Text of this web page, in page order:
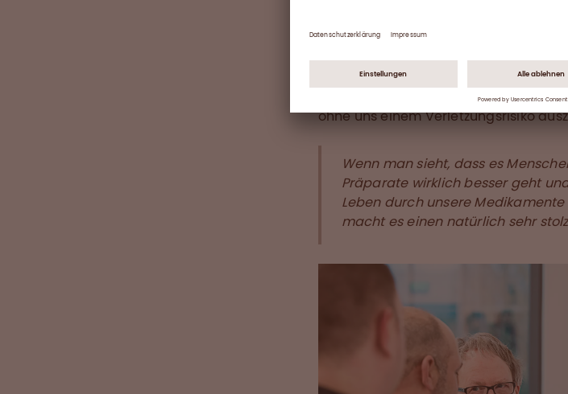
Platz zu haben ist unsere größte
Hochregallager mit 1.429
Schmalgangstapler, der elektronisch
Materialien in die Regale legen und
ohne uns einem Verletzungsrisiko
Wenn man sieht, dass es
Präparate wirklich besser geht
Leben durch unsere
macht es einen natürlich sehr